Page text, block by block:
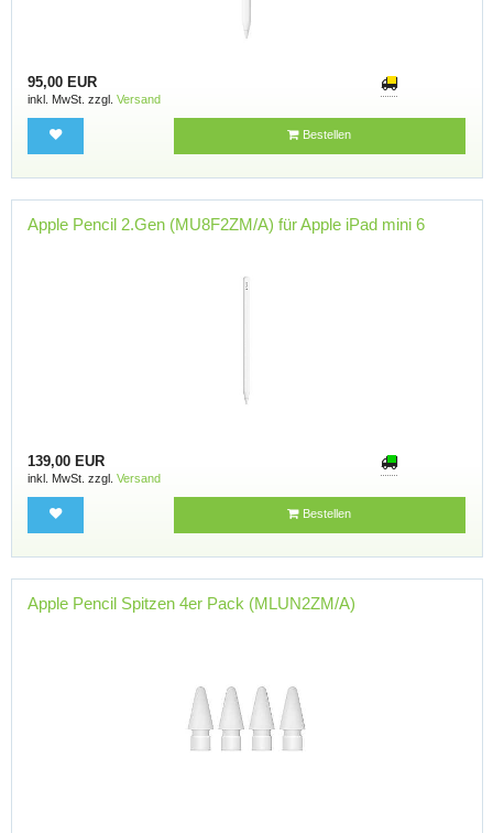
95,00 EUR
inkl. MwSt. zzgl. Versand
Bestellen
Apple Pencil 2.Gen (MU8F2ZM/A) für Apple iPad mini 6
139,00 EUR
inkl. MwSt. zzgl. Versand
Bestellen
Apple Pencil Spitzen 4er Pack (MLUN2ZM/A)